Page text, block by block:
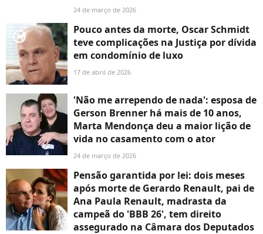
24 de março de 2026
player2
Pouco antes da morte, Oscar Schmidt
teve complicações na Justiça por dívida
em condomínio de luxo
17 de abril de 2026
'Não me arrependo de nada': esposa de
Gerson Brenner há mais de 10 anos,
Marta Mendonça deu a maior lição de
vida no casamento com o ator
24 de março de 2026
Pensão garantida por lei: dois meses
após morte de Gerardo Renault, pai de
Ana Paula Renault, madrasta da
campeã do 'BBB 26', tem direito
assegurado na Câmara dos Deputados